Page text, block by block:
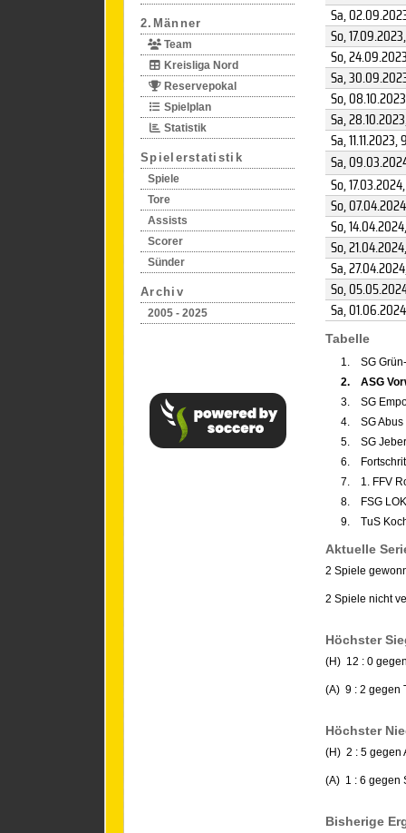
2.Männer
Team
Kreisliga Nord
Reservepokal
Spielplan
Statistik
Spielerstatistik
Spiele
Tore
Assists
Scorer
Sünder
Archiv
2005 - 2025
Sa,
So, 17.09.2023
So,
Sa,
So, 08.10.2023
Sa, 28.10.2023
Sa, 11.11.2023,
Sa,
So, 17.03.2024,
So, 07.04.2024
So, 14.04.2024
So, 21.04.2024
Sa, 27.04.2024
So,
Sa, 01.06.2024
Tabelle
1.
SG
2.
ASG
3.
SG
4.
SG
5.
SG
6.
7.
1. FFV
8.
FSG
9.
TuS
Aktuelle
2 Spiele
2 Spiele nicht
Höchster
(H) 12 : 0
(A) 9 : 2 gegen
Höchster
(H) 2 : 5 gegen
(A) 1 : 6 gegen
Bisherige